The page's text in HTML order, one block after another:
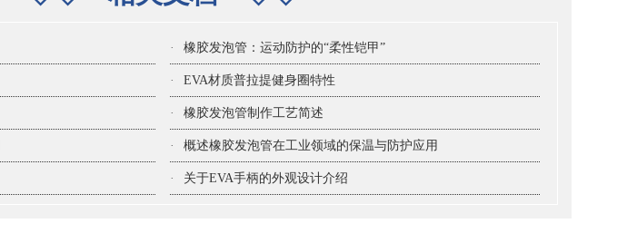
· 橡胶发泡管：运动防护的“柔性铠甲”
· EVA材质普拉提健身圈特性
· 橡胶发泡管制作工艺简述
· 概述橡胶发泡管在工业领域的保温与防护应用
· 关于EVA手柄的外观设计介绍